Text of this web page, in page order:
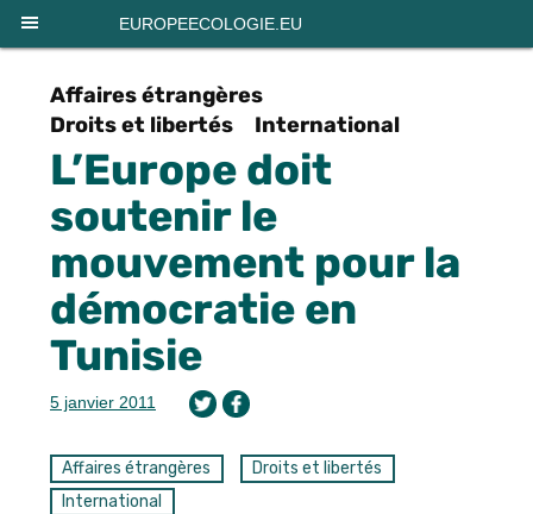
EUROPEECOLOGIE.EU
Affaires étrangères
Droits et libertés
International
L’Europe doit
soutenir le
mouvement pour la
démocratie en
Tunisie
5 janvier 2011
Affaires étrangères
Droits et libertés
International